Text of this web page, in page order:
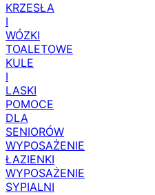
KRZESŁA
I
WÓZKI
TOALETOWE
KULE
I
LASKI
POMOCE
DLA
SENIORÓW
WYPOSAŻENIE
ŁAZIENKI
WYPOSAŻENIE
SYPIALNI